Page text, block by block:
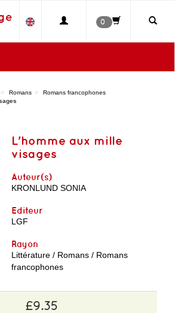
0
Romans
Romans francophones
L'homme aux mille
visages
Auteur(s)
KRONLUND SONIA
Editeur
LGF
Rayon
Littérature / Romans / Romans
francophones
£9.35